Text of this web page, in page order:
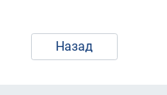
Назад